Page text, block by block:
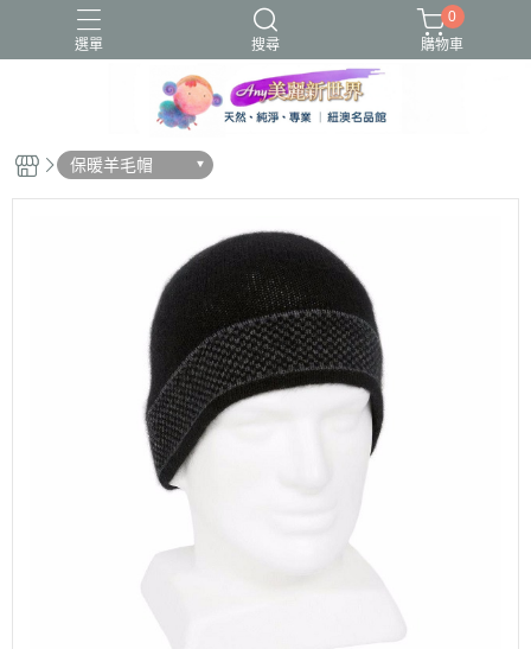
選單 搜尋
圍脖 蜂毒 貝蕾帽
0
購物車
保暖羊毛帽